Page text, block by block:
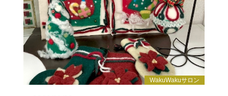
WakuWakuサロン